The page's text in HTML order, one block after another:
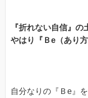
『折れない自信』の
やはり『Ｂe（あり
自分なりの『Ｂe』